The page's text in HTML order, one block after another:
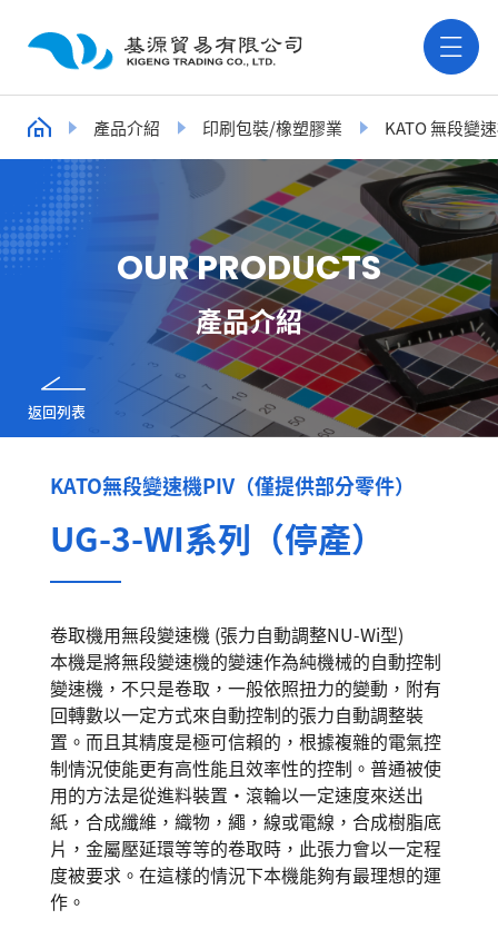
產品介紹 印刷包裝/橡塑膠業 KATO 無段變
OURPRODUCTS
產品介紹
返回列表
KATO無段變速機PIV（僅提供部分零件）
UG-3-WI系列（停產）
卷取機用無段變速機 (張力自動調整NU-Wi型)
本機是將無段變速機的變速作為純機械的自動控制
變速機，不只是卷取，一般依照扭力的變動，附有
回轉數以一定方式來自動控制的張力自動調整裝
置。而且其精度是極可信賴的，根據複雜的電氣控
制情況使能更有高性能且效率性的控制。普通被使
用的方法是從進料裝置‧滾輪以一定速度來送出
紙，合成纖維，織物，繩，線或電線，合成樹脂底
片，金屬壓延環等等的卷取時，此張力會以一定程
度被要求。在這樣的情況下本機能夠有最理想的運
作。